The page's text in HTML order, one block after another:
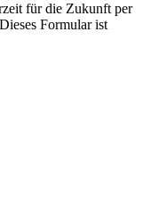
für die Zukunft per
Dieses Formular ist